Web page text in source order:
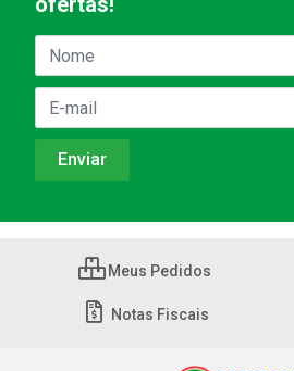
Meus Pedidos
Notas Fiscais